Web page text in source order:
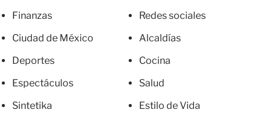
Finanzas
Ciudad de México
Deportes
Espectáculos
Sintetika
Redes sociales
Alcaldías
Cocina
Salud
Estilo de Vida